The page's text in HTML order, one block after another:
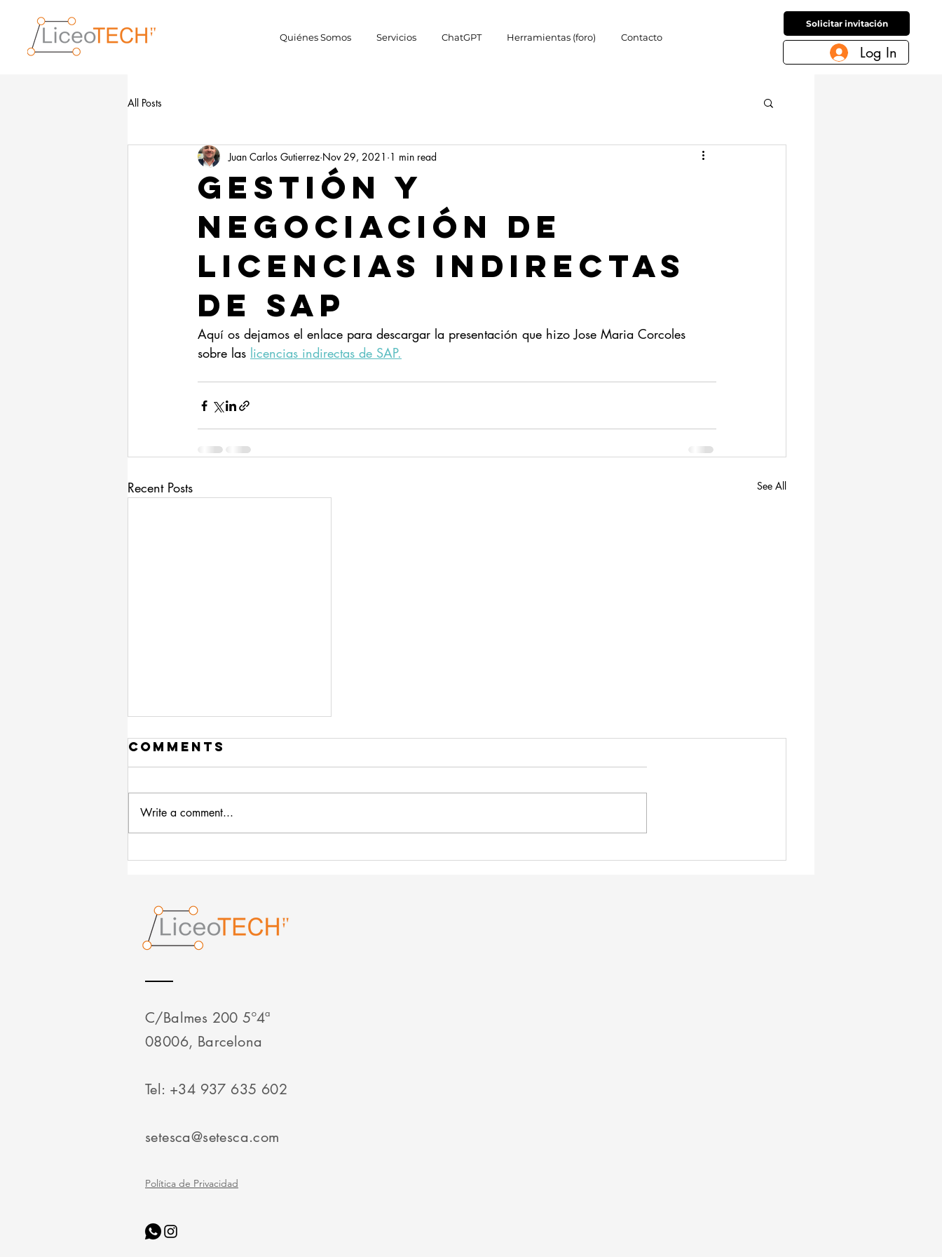
Quiénes Somos Servicios ChatGPT Herramientas (foro) Contacto
Solicitar invitación
Log In
All Posts
GESTIÓN Y
NEGOCIACIÓN DE
LICENCIAS INDIRECTAS
DE SAP
Juan Carlos Gutierrez Nov 29, 2021 1 min read
Aquí os dejamos el enlace para descargar la presentación que hizo Jose Maria Corcoles
sobre las licencias indirectas de SAP.
Recent Posts See All
¡Te damos la
Comments
Write a comment...
C/Balmes 200 5º4ª
08006, Barcelona
Tel: +34 937 635 602
setesca@setesca.com
Política de Privacidad